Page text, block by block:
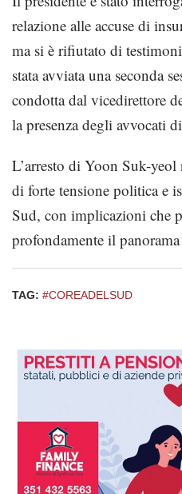
relazione alle accuse di
ma si è rifiutato di
stata avviata una seconda
condotta dal vicedirettore
la presenza degli avvocati
L’arresto di Yoon Suk-
di forte tensione politica e
Sud, con implicazioni che
profondamente il
TAG: #COREADELSUD